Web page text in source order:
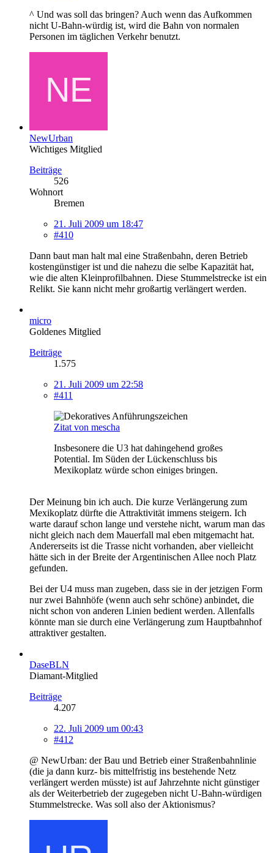
^ Und was soll das bringen? Auch wenn das Aufkommen
nicht U-Bahn-würdig ist, wird die Bahn von normalen
Personen im täglichen Verkehr benutzt.
NewUrban
Wichtiges Mitglied
Beiträge
526
Wohnort
Bremen
21. Juli 2009 um 18:47
#410
Dann baut man halt mal eine Straßenbahn, deren Betrieb
kostengünstiger ist und die nahezu die selbe Kapazität hat,
wie die alten Kleinprofilbahnen. Diese Stummelstrecke ist ein
Relikt. Sie kann nicht mehr großartig verlängert werden.
micro
Goldenes Mitglied
Beiträge
1.575
21. Juli 2009 um 22:58
#411
Zitat von mescha
Insbesonere die U3 hat dahingehend großes
Potential. Im Süden der Lückenschluss bis
Mexikoplatz würde schon einiges bringen.
Der Meinung bin ich auch. Die kurze Verlängerung zum
Mexikoplatz dürfte die Attraktivität immens steigern. Ich
warte darauf schon lange und verstehe nicht, warum man das
nicht gleich nach dem Mauerfall mal eben mitgemacht hat.
Andererseits ist die Trasse nicht vorhanden, aber vielleicht
hätte sich in der Breite der Argentinischen Allee noch Platz
gefunden.
Bei der U4 muss man zugeben, dass sie in der jetzigen Form
nur zwei Bahnhöfe (wenn auch sehr schöne) anbindet, die
nicht schon von anderen Linien bedient werden. Allenfalls
könnte man sie durch eine Verlängerung zum Hauptbahnhof
attraktiver gestalten.
DaseBLN
Diamant-Mitglied
Beiträge
4.207
22. Juli 2009 um 00:43
#412
@ NewUrban: der Bau und Betrieb einer Straßenbahnlinie
(die ja dann kurz- bis mittelfristig ins bestehende Netz
verlängert werden müsste) ist auf Jahrzehnte nicht günstiger
als der Weiterbetrieb der zugegeben nicht U-Bahn-würdigen
Stummelstrecke. Was soll also der Aktionismus?